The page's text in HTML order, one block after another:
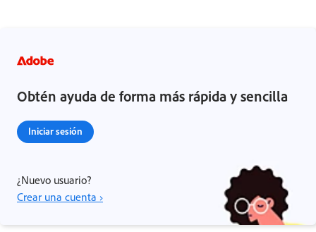
Obtén ayuda de forma más rápida y sencilla
Iniciar sesión
¿Nuevo usuario?
Crear una cuenta ›